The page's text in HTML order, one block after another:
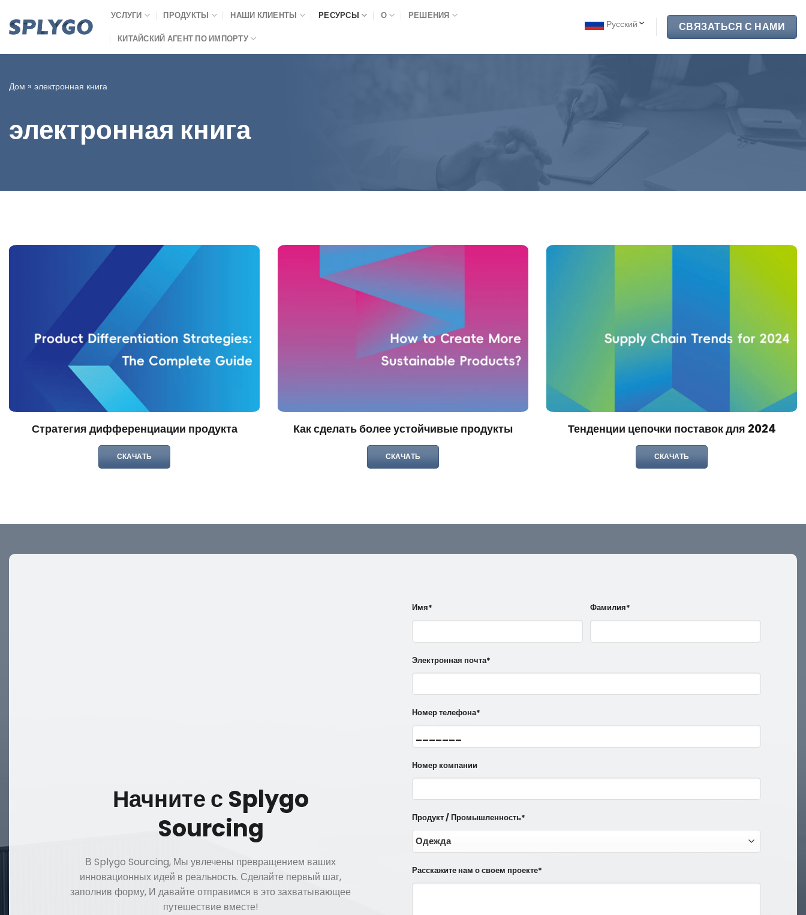
содержимому
УСЛУГИ ПРОДУКТЫ НАШИ КЛИЕНТЫ РЕСУРСЫ О РЕШЕНИЯ
КИТАЙСКИЙ АГЕНТ ПО ИМПОРТУ
Русский СВЯЗАТЬСЯ С НАМИ
Дом » электронная книга
электронная книга
Стратегия дифференциации продукта
СКАЧАТЬ
Как сделать более устойчивые продукты
СКАЧАТЬ
Тенденции цепочки поставок для 2024
СКАЧАТЬ
Начните с Splygo
Sourcing
В Splygo Sourcing, Мы увлечены превращением ваших
инновационных идей в реальность. Сделайте первый шаг,
заполнив форму, И давайте отправимся в это захватывающее
путешествие вместе!
Имя* Фамилия*
Электронная почта*
Номер телефона*
Номер компании
Продукт / Промышленность*
Расскажите нам о своем проекте*